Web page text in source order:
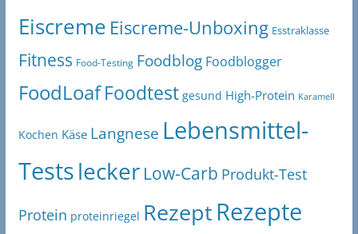
Eiscreme Eiscreme-Unboxing Esstraklasse
Fitness Food-Testing Foodblog Foodblogger
FoodLoaf Foodtest gesund High-Protein Karamell
Kochen Käse Langnese Lebensmittel-
Testslecker Low-Carb Produkt-Test
Protein proteinriegel RezeptRezepte